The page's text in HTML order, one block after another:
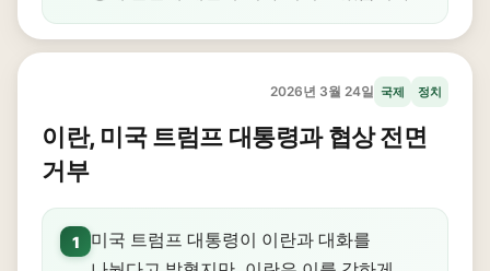
2026년 3월 24일 국제 정치
이란, 미국 트럼프 대통령과 협상 전면
거부
1
미국 트럼프 대통령이 이란과 대화를